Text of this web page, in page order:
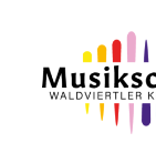
springen